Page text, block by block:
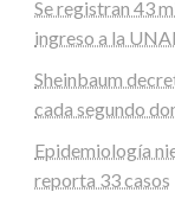
Se registran 43
ingreso a la
Sheinbaum
cada segundo
Epidemiología
reporta 33 casos